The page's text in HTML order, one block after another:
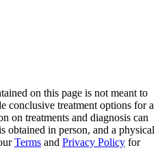
on this page is not meant to
conclusive treatment options for a
on treatments and diagnosis can
obtained in person, and a physical
Terms and Privacy Policy for